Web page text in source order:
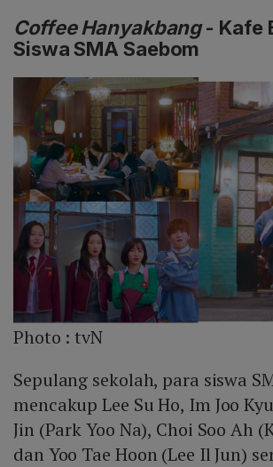
Coffee Hanyakbang- Kafe
Siswa SMA Saebom
Photo :tvN
Sepulang sekolah, para siswa
mencakup Lee Su Ho, Im Joo
Jin (Park Yoo Na), Choi Soo Ah
dan Yoo Tae Hoon (Lee Il Jun)